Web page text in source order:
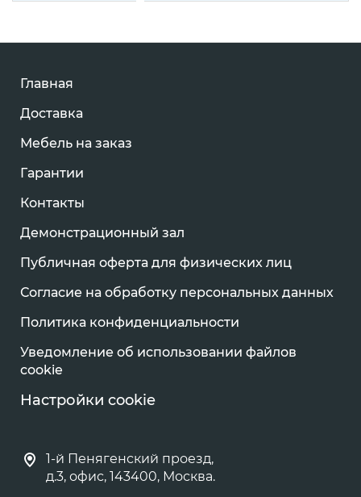
Главная
Доставка
Мебель на заказ
Гарантии
Контакты
Демонстрационный зал
Публичная оферта для физических лиц
Согласие на обработку персональных данных
Политика конфиденциальности
Уведомление об использовании файлов
cookie
Настройки cookie
1-й Пенягенский проезд,
д.3, офис, 143400, Москва.